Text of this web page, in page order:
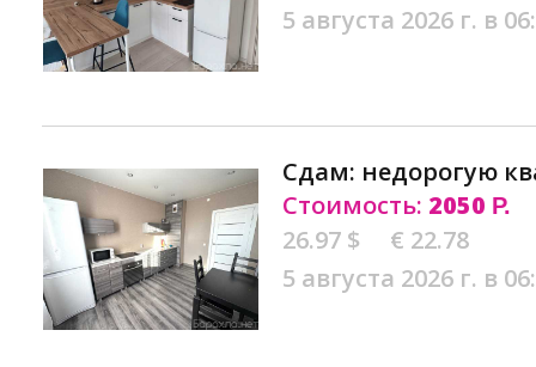
5 августа 2026 г. в
Сдам: недорогую
Стоимость: 2050 Р.
26.97 $
€ 22.78
5 августа 2026 г. в